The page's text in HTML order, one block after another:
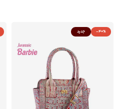
-40% جدید